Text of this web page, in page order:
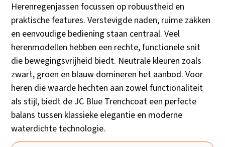
Herenregenjassen focussen op robuustheid en
praktische features. Verstevigde naden, ruime zakken
en eenvoudige bediening staan centraal. Veel
herenmodellen hebben een rechte, functionele snit
die bewegingsvrijheid biedt. Neutrale kleuren zoals
zwart, groen en blauw domineren het aanbod. Voor
heren die waarde hechten aan zowel functionaliteit
als stijl, biedt de JC Blue Trenchcoat een perfecte
balans tussen klassieke elegantie en moderne
waterdichte technologie.